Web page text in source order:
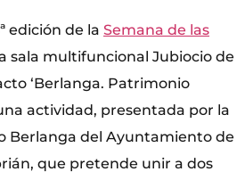
edición de la Semana de las
sala multifuncional Jubiocio de
‘Berlanga. Patrimonio
actividad, presentada por la
Berlanga del Ayuntamiento de
que pretende unir a dos